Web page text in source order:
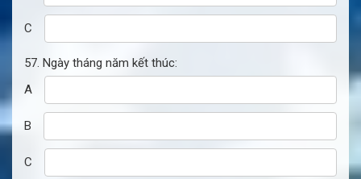
C
57. Ngày tháng năm kết thúc:
A
B
C